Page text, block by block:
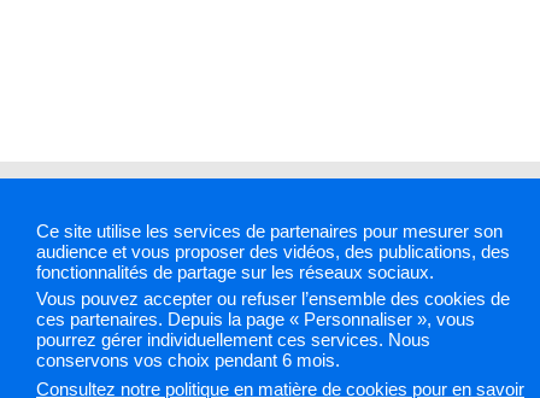
Ce site utilise les services de partenaires pour mesurer son
audience et vous proposer des vidéos, des publications, des
fonctionnalités de partage sur les réseaux sociaux.
Vous pouvez accepter ou refuser l’ensemble des cookies de
ces partenaires. Depuis la page « Personnaliser », vous
pourrez gérer individuellement ces services. Nous
conservons vos choix pendant 6 mois.
Consultez notre politique en matière de cookies pour en savoir
partiellement conforme
Cookies et traceurs
Gestion
des cookies
Sélectionnez une région pour accéder à votre site PAPS